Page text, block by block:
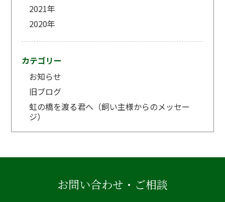
2021年
2020年
カテゴリー
お知らせ
旧ブログ
虹の橋を渡る君へ（飼い主様からのメッセー
ジ）
お問い合わせ・ご相談